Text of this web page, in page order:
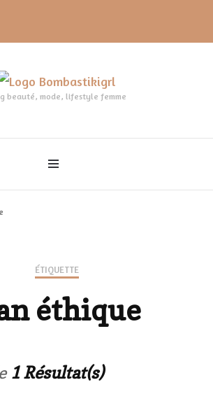
beauté, mode, lifestyle femme
ÉTIQUETTE
éthique
1 Résultat(s)